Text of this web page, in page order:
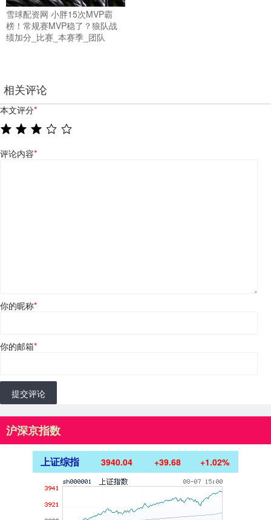
雪球配资网 小胖15次MVP霸
榜！常规赛MVP稳了？狼队战
绩加分_比赛_本赛季_团队
相关评论
本文评分*
评论内容*
你的昵称*
你的邮箱*
提交评论
沪深京指数
上证综指 3940.04 +39.68 +1.02%